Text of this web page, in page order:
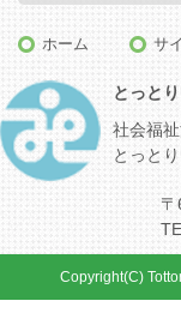
ホーム サ
とっと
社会福
とっと
Copyright(C)